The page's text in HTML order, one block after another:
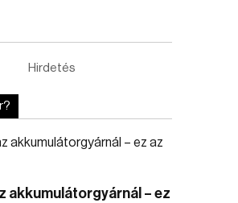
Hirdetés
akkumulátorgyárnál – ez